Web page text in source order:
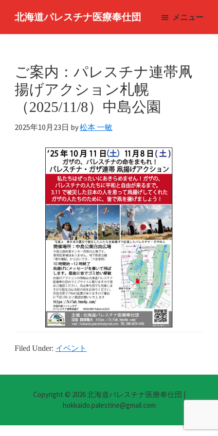
main
北海道パレスチナ医療奉仕団
for
Palestine
メニュー
ご案内：パレスチナ連帯凧
揚げアクション札幌
（2025/11/8）中島公園
2025年10月23日 by松本 一敏
Filed Under: イベント
Copyright © 2026 北海道パレスチナ医療奉仕団 |
hokkaido.palestine@gmail.com